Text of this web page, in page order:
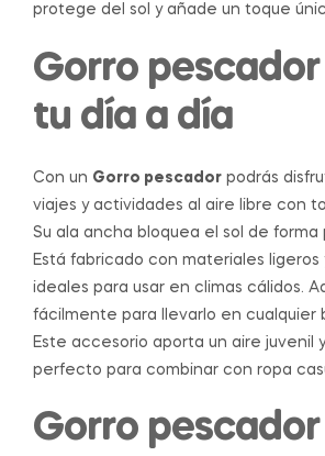
protege del sol y añade un toque
Gorro
tu día a día
Con un Gorro pescador podrás
viajes y actividades al aire libre con
Su ala ancha bloquea el sol de forma
Está fabricado con materiales ligeros
ideales para usar en climas cálidos.
fácilmente para llevarlo en cualquier
Este accesorio aporta un aire juvenil
perfecto para combinar con ropa
Gorro